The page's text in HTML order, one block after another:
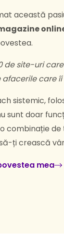
această
de site-uri
care îi
sistemic,
sunt doar
combinație
ți crească
mea